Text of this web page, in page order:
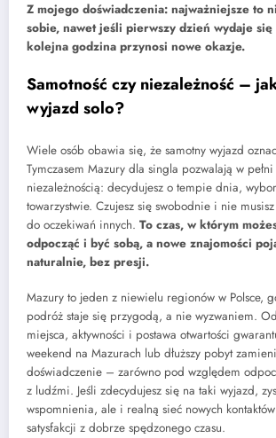
Z mojego doświadczenia: najważniejsze to
sobie, nawet jeśli pierwszy dzień wydaje się
kolejna godzina przynosi nowe okazje.
Samotność czy niezależność –
wyjazd solo?
Wiele osób obawia się, że samotny wyjazd
Tymczasem Mazury dla singla pozwalają w
niezależnością: decydujesz o tempie dnia,
towarzystwie. Czujesz się swobodnie i nie
do oczekiwań innych. To czas, w którym
odpocząć i być sobą, a nowe znajomości
naturalnie, bez presji.
Mazury to jeden z niewielu regionów w Polsce,
podróż staje się przygodą, a nie wyzwaniem.
miejsca, aktywności i postawa otwartości
weekend na Mazurach lub dłuższy pobyt
doświadczenie – zarówno pod względem
z ludźmi. Jeśli zdecydujesz się na taki wyjazd,
wspomnienia, ale i realną sieć nowych
satysfakcji z dobrze spędzonego czasu.